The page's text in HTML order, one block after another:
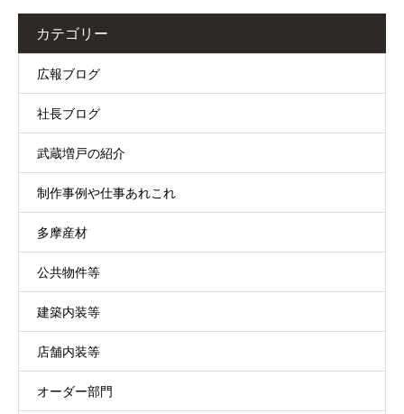
カテゴリー
広報ブログ
社長ブログ
武蔵増戸の紹介
制作事例や仕事あれこれ
多摩産材
公共物件等
建築内装等
店舗内装等
オーダー部門